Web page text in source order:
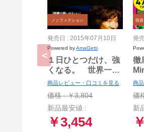
ノンフィクション
発売日 : 2015年07月10日
Powered byAmaGetti
１日ひとつだけ、強
くなる。 世界一プ
ロ・ゲーマーの勝ち
続ける64の流儀
商品レビュー・口コミを見る
価格 : ￥3,804
新品最安値 :
￥3,454
投
発
徹
版)
商
価
新